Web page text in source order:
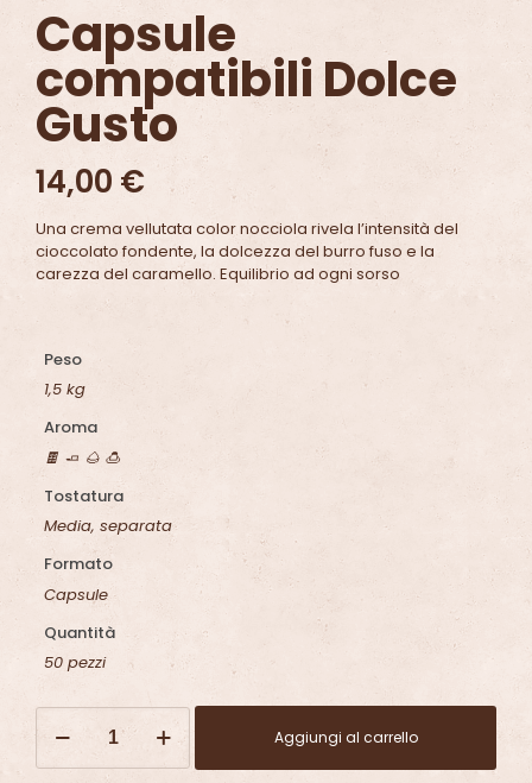
Capsule
compatibili Dolce
Gusto
14,00 €
Una crema vellutata color nocciola rivela l’intensità del
cioccolato fondente, la dolcezza del burro fuso e la
carezza del caramello. Equilibrio ad ogni sorso
Peso
1,5 kg
Aroma
🍫 🧈 🌰 🍮
Tostatura
Media, separata
Formato
Capsule
Quantità
50 pezzi
Capsule
compatibili
Dolce
Aggiungi al carrello